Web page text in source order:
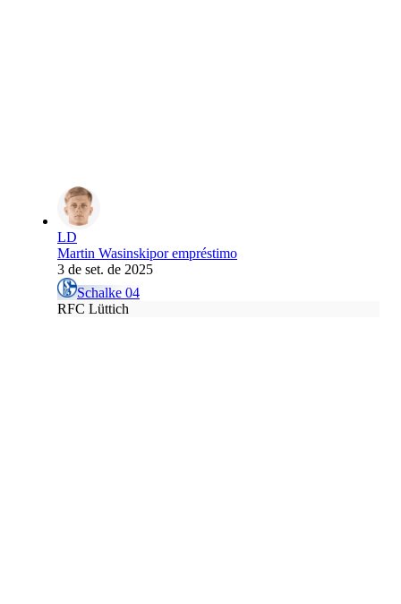
LD
Martin Wasinskipor empréstimo
3 de set. de 2025
Schalke 04
RFC Lüttich